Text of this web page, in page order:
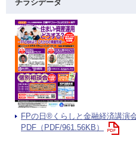
チラシデータ
FPの日®くらしと金融経済講演
PDF（PDF/961.56KB）